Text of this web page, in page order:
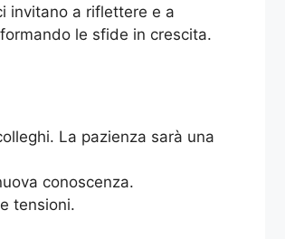
invitano a riflettere e a
le sfide in crescita.
La pazienza sarà una
conoscenza.
tensioni.